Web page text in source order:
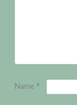
Name *